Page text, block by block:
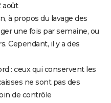
août
à propos du lavage des
une fois par semaine, ou
Cependant, il y a des
: ceux qui conservent les
ne sont pas des
de contrôle